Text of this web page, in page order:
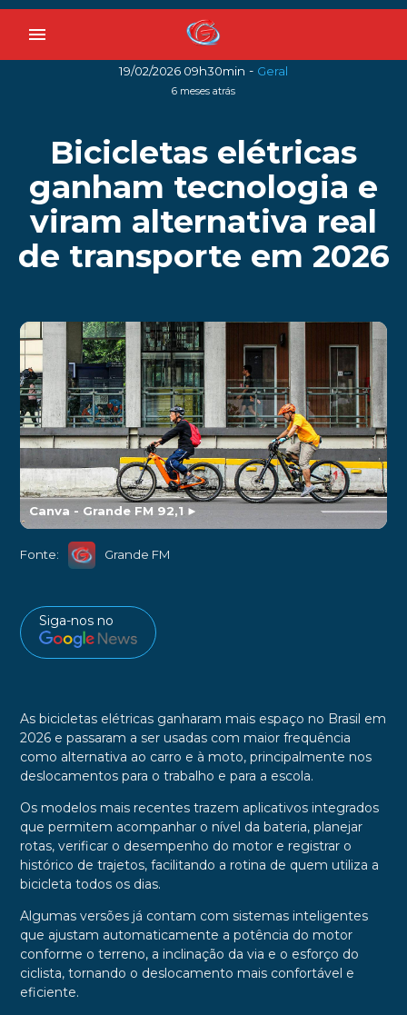
menu
19/02/2026 09h30min - Geral
6 meses atrás
Bicicletas elétricas
ganham tecnologia e
viram alternativa real
de transporte em 2026
Canva - Grande FM 92,1 ►
Fonte: Grande FM
Siga-nos no
As bicicletas elétricas ganharam mais espaço no Brasil em
2026 e passaram a ser usadas com maior frequência
como alternativa ao carro e à moto, principalmente nos
deslocamentos para o trabalho e para a escola.
Os modelos mais recentes trazem aplicativos integrados
que permitem acompanhar o nível da bateria, planejar
rotas, verificar o desempenho do motor e registrar o
histórico de trajetos, facilitando a rotina de quem utiliza a
bicicleta todos os dias.
Algumas versões já contam com sistemas inteligentes
que ajustam automaticamente a potência do motor
conforme o terreno, a inclinação da via e o esforço do
ciclista, tornando o deslocamento mais confortável e
eficiente.